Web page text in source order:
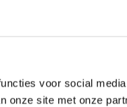
voor social
onze site met onze